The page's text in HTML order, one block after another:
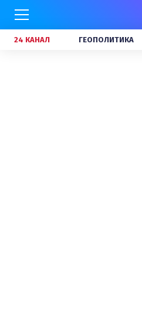
24 КАНАЛ ГЕОПОЛИТИКА